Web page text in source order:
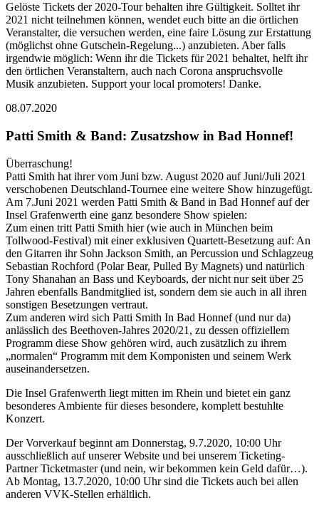
Gelöste Tickets der 2020-Tour behalten ihre Gültigkeit. Solltet ihr
2021 nicht teilnehmen können, wendet euch bitte an die örtlichen
Veranstalter, die versuchen werden, eine faire Lösung zur Erstattung
(möglichst ohne Gutschein-Regelung...) anzubieten. Aber falls
irgendwie möglich: Wenn ihr die Tickets für 2021 behaltet, helft ihr
den örtlichen Veranstaltern, auch nach Corona anspruchsvolle
Musik anzubieten. Support your local promoters! Danke.
08.07.2020
Patti Smith & Band: Zusatzshow in Bad Honnef!
Überraschung!
Patti Smith hat ihrer vom Juni bzw. August 2020 auf Juni/Juli 2021
verschobenen Deutschland-Tournee eine weitere Show hinzugefügt.
Am 7.Juni 2021 werden Patti Smith & Band in Bad Honnef auf der
Insel Grafenwerth eine ganz besondere Show spielen:
Zum einen tritt Patti Smith hier (wie auch in München beim
Tollwood-Festival) mit einer exklusiven Quartett-Besetzung auf: An
den Gitarren ihr Sohn Jackson Smith, an Percussion und Schlagzeug
Sebastian Rochford (Polar Bear, Pulled By Magnets) und natürlich
Tony Shanahan an Bass und Keyboards, der nicht nur seit über 25
Jahren ebenfalls Bandmitglied ist, sondern dem sie auch in all ihren
sonstigen Besetzungen vertraut.
Zum anderen wird sich Patti Smith In Bad Honnef (und nur da)
anlässlich des Beethoven-Jahres 2020/21, zu dessen offiziellem
Programm diese Show gehören wird, auch zusätzlich zu ihrem
„normalen“ Programm mit dem Komponisten und seinem Werk
auseinandersetzen.
Die Insel Grafenwerth liegt mitten im Rhein und bietet ein ganz
besonderes Ambiente für dieses besondere, komplett bestuhlte
Konzert.
Der Vorverkauf beginnt am Donnerstag, 9.7.2020, 10:00 Uhr
ausschließlich auf unserer Website und bei unserem Ticketing-
Partner Ticketmaster (und nein, wir bekommen kein Geld dafür…).
Ab Montag, 13.7.2020, 10:00 Uhr sind die Tickets auch bei allen
anderen VVK-Stellen erhältlich.